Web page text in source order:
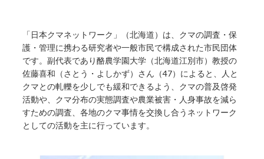
「日本クマネットワーク」（北海道）は、クマの調査・保
護・管理に携わる研究者や一般市民で構成された市民団体
です。副代表であり酪農学園大学（北海道江別市）教授の
佐藤喜和（さとう・よしかず）さん（47）によると、人と
クマとの軋轢を少しでも緩和できるよう、クマの普及啓発
活動や、クマ分布の実態調査や農業被害・人身事故を減ら
すための調査、各地のクマ事情を交換し合うネットワーク
としての活動を主に行っています。